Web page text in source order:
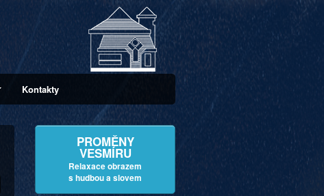
Kontakty
PROMĚNY
VESMÍRU
Relaxace obrazem
s hudbou a slovem